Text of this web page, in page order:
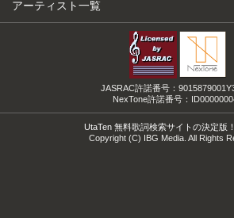
アーティスト一覧
JASRAC許諾番号：
NexTone許諾番号：
UtaTen 無料歌詞検索サイトの決定版
Copyright (C) IBG Media. All Rights